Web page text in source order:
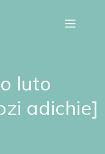
luto
adichie]